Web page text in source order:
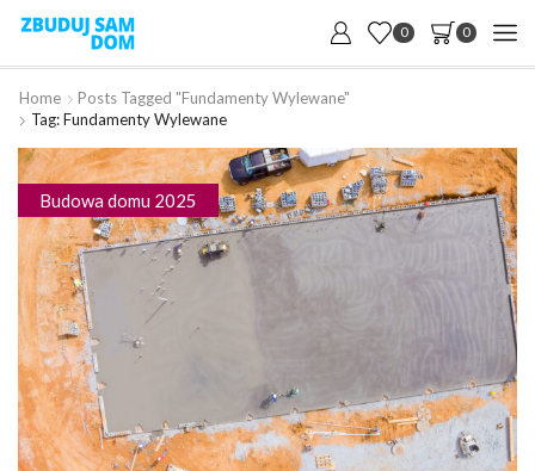
0 0
Home
Posts Tagged "fundamenty Wylewane"
Tag: Fundamenty Wylewane
Budowa domu 2025